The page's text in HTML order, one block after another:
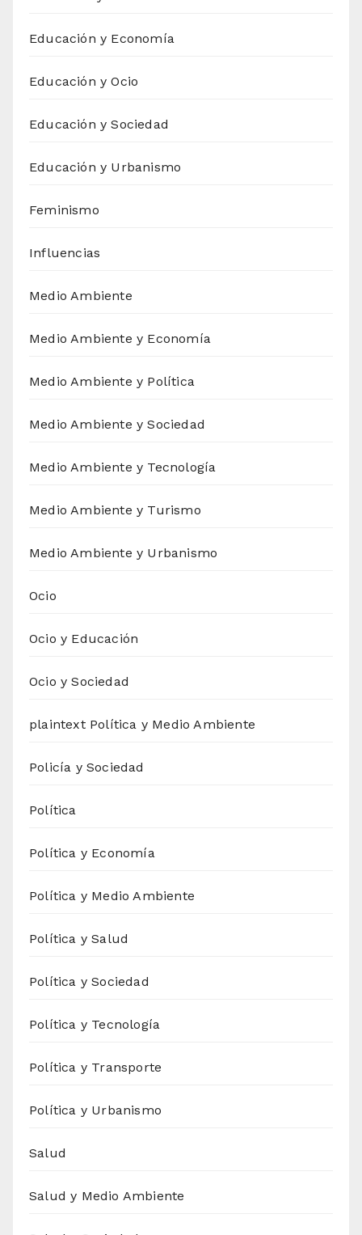
Educación y Economía
Educación y Ocio
Educación y Sociedad
Educación y Urbanismo
Feminismo
Influencias
Medio Ambiente
Medio Ambiente y Economía
Medio Ambiente y Política
Medio Ambiente y Sociedad
Medio Ambiente y Tecnología
Medio Ambiente y Turismo
Medio Ambiente y Urbanismo
Ocio
Ocio y Educación
Ocio y Sociedad
plaintext Política y Medio Ambiente
Policía y Sociedad
Política
Política y Economía
Política y Medio Ambiente
Política y Salud
Política y Sociedad
Política y Tecnología
Política y Transporte
Política y Urbanismo
Salud
Salud y Medio Ambiente